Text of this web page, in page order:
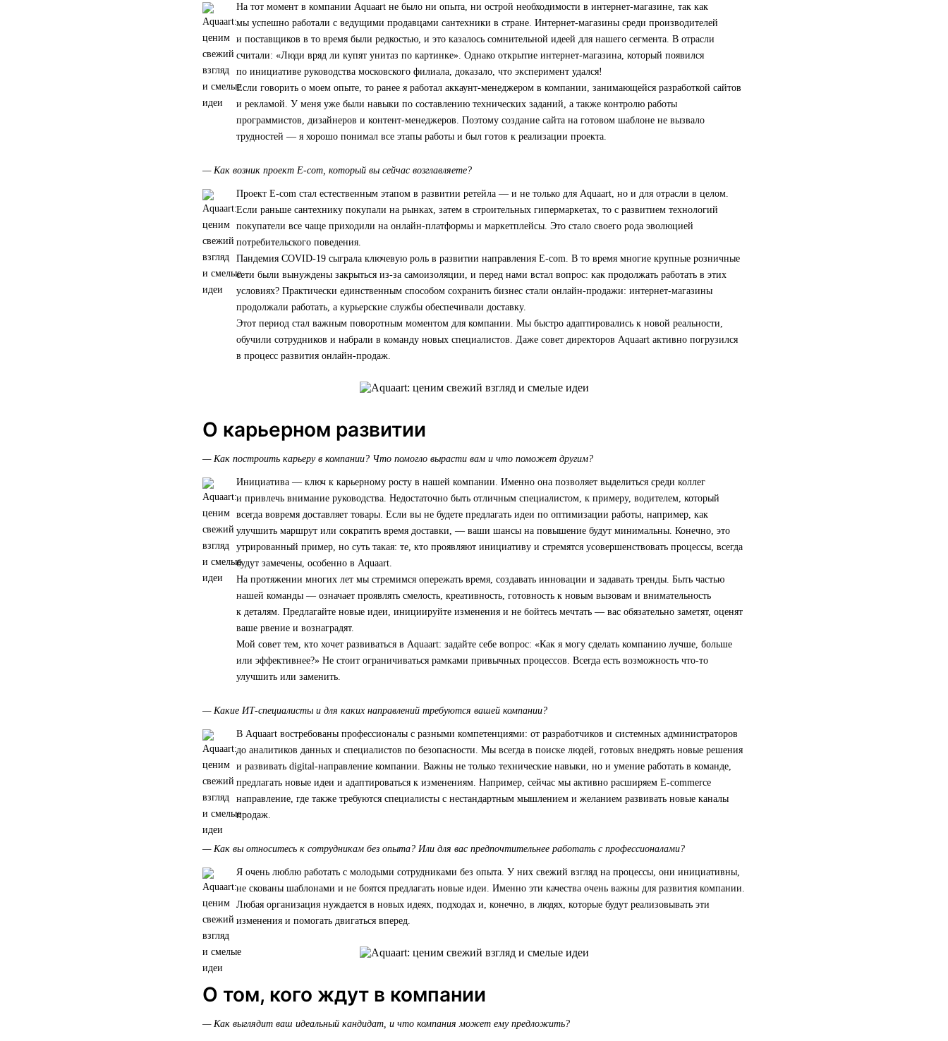
На тот момент в компании Aquaart не было ни опыта, ни острой необходимости в интернет-магазине, так как
мы успешно работали с ведущими продавцами сантехники в стране. Интернет-магазины среди производителей
и поставщиков в то время были редкостью, и это казалось сомнительной идеей для нашего сегмента. В отрасли
считали: «Люди вряд ли купят унитаз по картинке». Однако открытие интернет-магазина, который появился
по инициативе руководства московского филиала, доказало, что эксперимент удался!
Если говорить о моем опыте, то ранее я работал аккаунт-менеджером в компании, занимающейся разработкой сайтов
и рекламой. У меня уже были навыки по составлению технических заданий, а также контролю работы
программистов, дизайнеров и контент-менеджеров. Поэтому создание сайта на готовом шаблоне не вызвало
трудностей — я хорошо понимал все этапы работы и был готов к реализации проекта.
— Как возник проект E-com, который вы сейчас возглавляете?
Проект E-com стал естественным этапом в развитии ретейла — и не только для Aquaart, но и для отрасли в целом.
Если раньше сантехнику покупали на рынках, затем в строительных гипермаркетах, то с развитием технологий
покупатели все чаще приходили на онлайн-платформы и маркетплейсы. Это стало своего рода эволюцией
потребительского поведения.
Пандемия COVID-19 сыграла ключевую роль в развитии направления E-com. В то время многие крупные розничные
сети были вынуждены закрыться из-за самоизоляции, и перед нами встал вопрос: как продолжать работать в этих
условиях? Практически единственным способом сохранить бизнес стали онлайн-продажи: интернет-магазины
продолжали работать, а курьерские службы обеспечивали доставку.
Этот период стал важным поворотным моментом для компании. Мы быстро адаптировались к новой реальности,
обучили сотрудников и набрали в команду новых специалистов. Даже совет директоров Aquaart активно погрузился
в процесс развития онлайн-продаж.
О карьерном развитии
— Как построить карьеру в компании? Что помогло вырасти вам и что поможет другим?
Инициатива — ключ к карьерному росту в нашей компании. Именно она позволяет выделиться среди коллег
и привлечь внимание руководства. Недостаточно быть отличным специалистом, к примеру, водителем, который
всегда вовремя доставляет товары. Если вы не будете предлагать идеи по оптимизации работы, например, как
улучшить маршрут или сократить время доставки, — ваши шансы на повышение будут минимальны. Конечно, это
утрированный пример, но суть такая: те, кто проявляют инициативу и стремятся усовершенствовать процессы, всегда
будут замечены, особенно в Aquaart.
На протяжении многих лет мы стремимся опережать время, создавать инновации и задавать тренды. Быть частью
нашей команды — означает проявлять смелость, креативность, готовность к новым вызовам и внимательность
к деталям. Предлагайте новые идеи, инициируйте изменения и не бойтесь мечтать — вас обязательно заметят, оценят
ваше рвение и вознаградят.
Мой совет тем, кто хочет развиваться в Aquaart: задайте себе вопрос: «Как я могу сделать компанию лучше, больше
или эффективнее?» Не стоит ограничиваться рамками привычных процессов. Всегда есть возможность что-то
улучшить или заменить.
— Какие ИТ-специалисты и для каких направлений требуются вашей компании?
В Aquaart востребованы профессионалы с разными компетенциями: от разработчиков и системных администраторов
до аналитиков данных и специалистов по безопасности. Мы всегда в поиске людей, готовых внедрять новые решения
и развивать digital-направление компании. Важны не только технические навыки, но и умение работать в команде,
предлагать новые идеи и адаптироваться к изменениям. Например, сейчас мы активно расширяем E-commerce
направление, где также требуются специалисты с нестандартным мышлением и желанием развивать новые каналы
продаж.
— Как вы относитесь к сотрудникам без опыта? Или для вас предпочтительнее работать с профессионалами?
Я очень люблю работать с молодыми сотрудниками без опыта. У них свежий взгляд на процессы, они инициативны,
не скованы шаблонами и не боятся предлагать новые идеи. Именно эти качества очень важны для развития компании.
Любая организация нуждается в новых идеях, подходах и, конечно, в людях, которые будут реализовывать эти
изменения и помогать двигаться вперед.
О том, кого ждут в компании
— Как выглядит ваш идеальный кандидат, и что компания может ему предложить?